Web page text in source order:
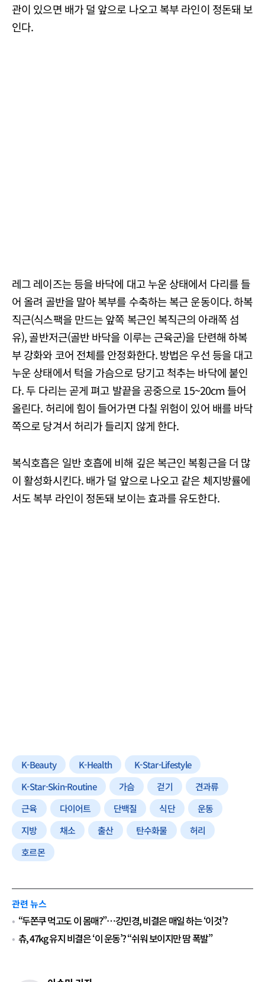
관이 있으면 배가 덜 앞으로 나오고 복부 라인이 정돈돼 보
인다.
레그 레이즈는 등을 바닥에 대고 누운 상태에서 다리를 들
어 올려 골반을 말아 복부를 수축하는 복근 운동이다. 하복
직근(식스팩을 만드는 앞쪽 복근인 복직근의 아래쪽 섬
유), 골반저근(골반 바닥을 이루는 근육군)을 단련해 하복
부 강화와 코어 전체를 안정화한다. 방법은 우선 등을 대고
누운 상태에서 턱을 가슴으로 당기고 척추는 바닥에 붙인
다. 두 다리는 곧게 펴고 발끝을 공중으로 15~20cm 들어
올린다. 허리에 힘이 들어가면 다칠 위험이 있어 배를 바닥
쪽으로 당겨서 허리가 들리지 않게 한다.
복식호흡은 일반 호흡에 비해 깊은 복근인 복횡근을 더 많
이 활성화시킨다. 배가 덜 앞으로 나오고 같은 체지방률에
서도 복부 라인이 정돈돼 보이는 효과를 유도한다.
K-Beauty K-Health
K-Star-Lifestyle
K-Star-Skin-Routine
가슴 걷기
견과류
근육
다이어트 단백질 식단
운동
지방
채소 출산 탄수화물
허리
호르몬
관련 뉴스
“두쫀쿠 먹고도 이 몸매?”…강민경, 비결은 매일 하는 ‘이것’?
츄, 47kg 유지 비결은 ‘이 운동’? “쉬워 보이지만 땀 폭발”